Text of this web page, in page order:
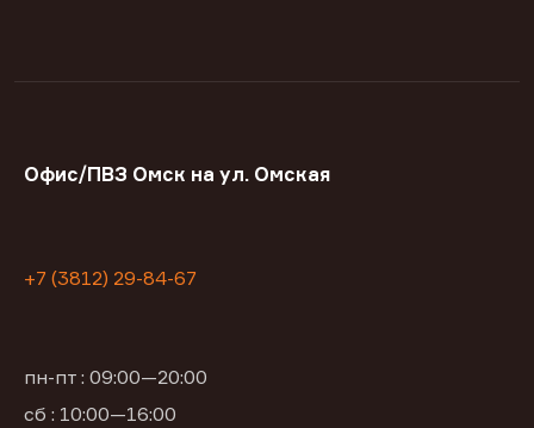
Офис/ПВЗ Омск на ул. Омская
+7 (3812) 29-84-67
пн-пт : 09:00—20:00
сб : 10:00—16:00